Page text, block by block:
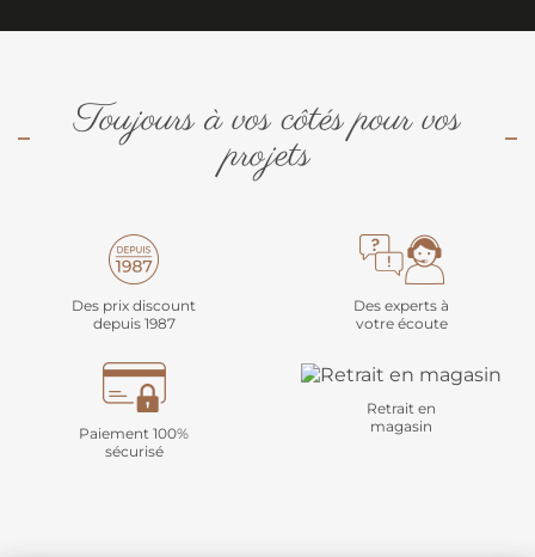
Toujours à vos côtés pour vos
projets
Des prix discount
depuis 1987
Des experts à
votre écoute
Paiement 100%
sécurisé
Retrait en
magasin